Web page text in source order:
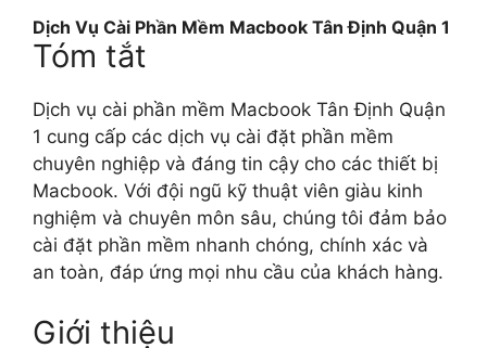
Dịch Vụ Cài Phần Mềm Macbook Tân Định Quận 1
Tóm tắt
Dịch vụ cài phần mềm Macbook Tân Định Quận
1 cung cấp các dịch vụ cài đặt phần mềm
chuyên nghiệp và đáng tin cậy cho các thiết bị
Macbook. Với đội ngũ kỹ thuật viên giàu kinh
nghiệm và chuyên môn sâu, chúng tôi đảm bảo
cài đặt phần mềm nhanh chóng, chính xác và
an toàn, đáp ứng mọi nhu cầu của khách hàng.
Giới thiệu